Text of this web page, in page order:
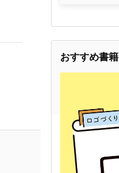
おすすめ書籍